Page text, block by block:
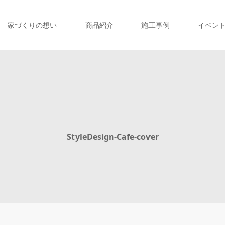
家づくりの想い 商品紹介 施工事例 イベント
StyleDesign-Cafe-cover